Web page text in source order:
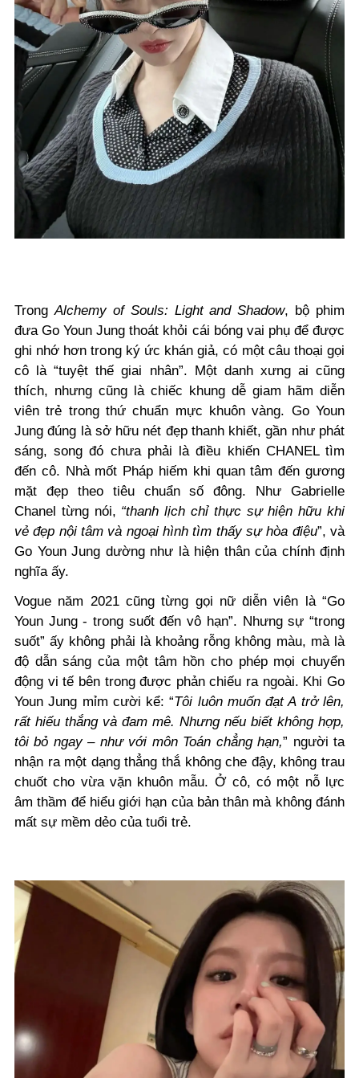
TrongAlchemy of Souls: Light and Shadow, bộ phim
đưaGo Youn Jung thoát khỏi cái bóng vai phụ để được
ghi nhớ hơn trong ký ức khán giả, có một câu thoại gọi
cô là “tuyệt thế giai nhân”. Một danh xưng ai cũng
thích, nhưng cũng là chiếc khung dễ giam hãm diễn
viên trẻ trong thứ chuẩn mực khuôn vàng. Go Youn
Jungđúng là sở hữu nét đẹp thanh khiết, gần như phát
sáng, song đó chưa phải là điều khiến CHANEL tìm
đến cô. Nhà mốt Pháp hiếm khi quan tâm đến gương
mặt đẹp theo tiêu chuẩn số đông. Như Gabrielle
Chanel từng nói, “thanh lịch chỉ thực sự hiện hữu khi
vẻ đẹp nội tâm và ngoại hình tìm thấy sự hòa điệu”, và
Go Youn Jung dường như là hiện thân của chính định
nghĩa ấy.
Vogue năm 2021 cũng từng gọi nữ diễn viên là “Go
Youn Jung - trong suốt đến vô hạn”. Nhưng sự “trong
suốt” ấy không phải là khoảng rỗng không màu, mà là
độ dẫn sáng của một tâm hồn cho phép mọi chuyển
động vi tế bên trong được phản chiếu ra ngoài. Khi Go
Youn Jung mỉm cười kể: “Tôi luôn muốn đạt A trở lên,
rất hiếu thắng và đam mê. Nhưng nếu biết không hợp,
tôi bỏ ngay – như với môn Toán chẳng hạn,” người ta
nhận ra một dạng thẳng thắ không che đậy, không trau
chuốt cho vừa vặn khuôn mẫu. Ở cô, có một nỗ lực
âm thầm để hiểu giới hạn của bản thân mà không đánh
mất sự mềm dẻo của tuổi trẻ.